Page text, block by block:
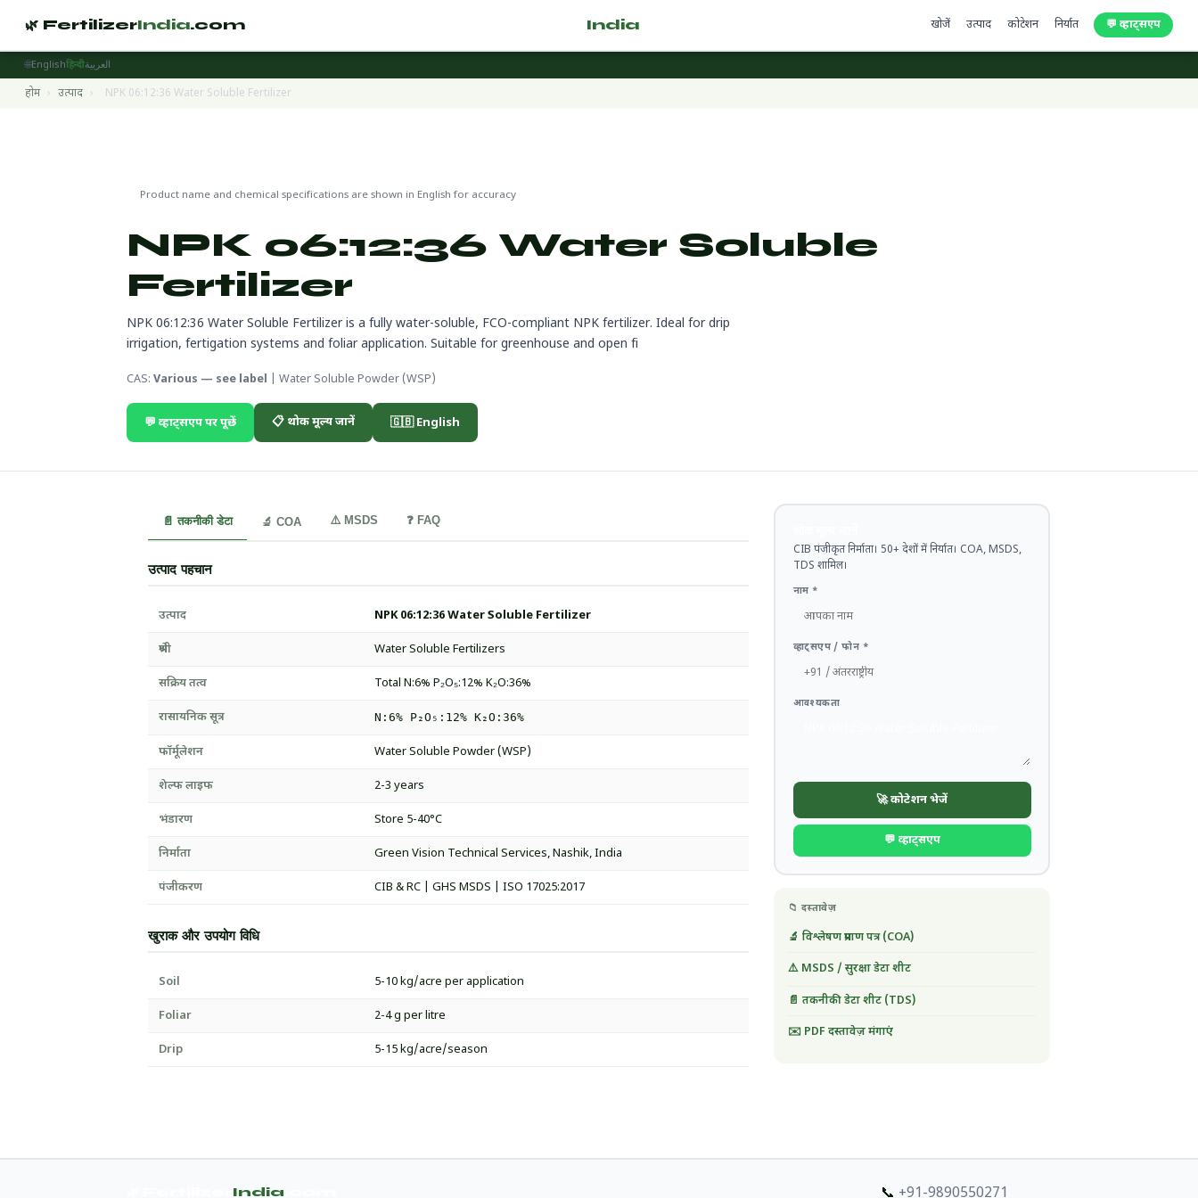
🌿 FertilizerIndia.com India.com खोजें उत्पाद कोटेशन निर्यात 💬 व्हाट्सएप
🌐Englishहिन्दीالعربية
होम › उत्पाद › NPK 06:12:36 Water Soluble Fertilizer
Product name and chemical specifications are shown in English for accuracy
NPK 06:12:36 Water Soluble
Fertilizer
NPK 06:12:36 Water Soluble Fertilizer is a fully water-soluble, FCO-compliant NPK fertilizer. Ideal for drip
irrigation, fertigation systems and foliar application. Suitable for greenhouse and open fi
CAS: Various — see label | Water Soluble Powder (WSP)
💬 व्हाट्सएप पर पूछें 📋 थोक मूल्य जानें 🇬🇧 English
📄 तकनीकी डेटा 🔬 COA ⚠️ MSDS ❓ FAQ
उत्पाद पहचान
उत्पाद NPK 06:12:36 Water Soluble Fertilizer
श्रेणी Water Soluble Fertilizers
सक्रिय तत्व Total N:6% P₂O₅:12% K₂O:36%
रासायनिक सूत्र N:6% P₂O₅:12% K₂O:36%
फॉर्मूलेशन Water Soluble Powder (WSP)
शेल्फ लाइफ 2-3 years
भंडारण Store 5-40°C
निर्माता Green Vision Technical Services, Nashik, India
पंजीकरण CIB & RC | GHS MSDS | ISO 17025:2017
खुराक और उपयोग विधि
Soil 5-10 kg/acre per application
Foliar 2-4 g per litre
Drip 5-15 kg/acre/season
CIB पंजीकृत निर्माता। 50+ देशों में निर्यात। COA, MSDS,
TDS शामिल।
नाम *
व्हाट्सएप / फोन *
आवश्यकता
🚀 कोटेशन भेजें
💬 व्हाट्सएप
📁 दस्तावेज़
🔬 विश्लेषण प्रमाण पत्र (COA)
⚠️ MSDS / सुरक्षा डेटा शीट
📄 तकनीकी डेटा शीट (TDS)
✉️ PDF दस्तावेज़ मंगाएं
India 📞 +91-9890550271